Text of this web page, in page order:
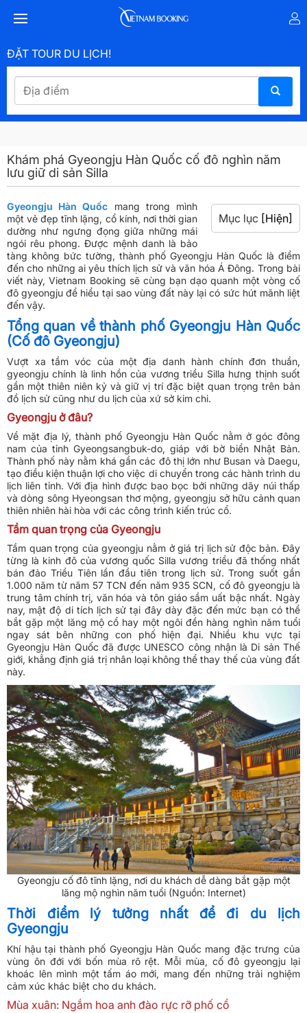
ĐẶT TOUR DU LỊCH!
Khám phá Gyeongju Hàn Quốc cố đô nghìn năm
lưu giữ di sản Silla
Mục lục [Hiện]
Gyeongju Hàn Quốc mang trong mình
một vẻ đẹp tĩnh lặng, cổ kính, nơi thời gian
dường như ngưng đọng giữa những mái
ngói rêu phong. Được mệnh danh là bảo
tàng không bức tường, thành phố Gyeongju Hàn Quốc là điểm
đến cho những ai yêu thích lịch sử và văn hóa Á Đông. Trong bài
viết này, Vietnam Booking sẽ cùng bạn dạo quanh một vòng cố
đô gyeongju để hiểu tại sao vùng đất này lại có sức hút mãnh liệt
đến vậy.
Tổng quan về thành phố Gyeongju Hàn Quốc
(Cố đô Gyeongju)
Vượt xa tầm vóc của một địa danh hành chính đơn thuần,
gyeongju chính là linh hồn của vương triều Silla hưng thịnh suốt
gần một thiên niên kỷ và giữ vị trí đặc biệt quan trọng trên bản
đồ lịch sử cũng như du lịch của xứ sở kim chi.
Gyeongju ở đâu?
Về mặt địa lý, thành phố Gyeongju Hàn Quốc nằm ở góc đông
nam của tỉnh Gyeongsangbuk-do, giáp với bờ biển Nhật Bản.
Thành phố này nằm khá gần các đô thị lớn như Busan và Daegu,
tạo điều kiện thuận lợi cho việc di chuyển trong các hành trình du
lịch liên tỉnh. Với địa hình được bao bọc bởi những dãy núi thấp
và dòng sông Hyeongsan thơ mộng, gyeongju sở hữu cảnh quan
thiên nhiên hài hòa với các công trình kiến trúc cổ.
Tầm quan trọng của Gyeongju
Tầm quan trọng của gyeongju nằm ở giá trị lịch sử độc bản. Đây
từng là kinh đô của vương quốc Silla vương triều đã thống nhất
bán đảo Triều Tiên lần đầu tiên trong lịch sử. Trong suốt gần
1.000 năm từ năm 57 TCN đến năm 935 SCN, cố đô gyeongju là
trung tâm chính trị, văn hóa và tôn giáo sầm uất bậc nhất. Ngày
nay, mật độ di tích lịch sử tại đây dày đặc đến mức bạn có thể
bắt gặp một lăng mộ cổ hay một ngôi đền hàng nghìn năm tuổi
ngay sát bên những con phố hiện đại. Nhiều khu vực tại
Gyeongju Hàn Quốc đã được UNESCO công nhận là Di sản Thế
giới, khẳng định giá trị nhân loại không thể thay thế của vùng đất
này.
Gyeongju cố đô tĩnh lặng, nơi du khách dễ dàng bắt gặp một
lăng mộ nghìn năm tuổi (Nguồn: Internet)
Thời điểm lý tưởng nhất để đi du lịch
Gyeongju
Khí hậu tại thành phố Gyeongju Hàn Quốc mang đặc trưng của
vùng ôn đới với bốn mùa rõ rệt. Mỗi mùa, cố đô gyeongju lại
khoác lên mình một tấm áo mới, mang đến những trải nghiệm
cảm xúc khác biệt cho du khách.
Mùa xuân: Ngắm hoa anh đào rực rỡ phố cổ